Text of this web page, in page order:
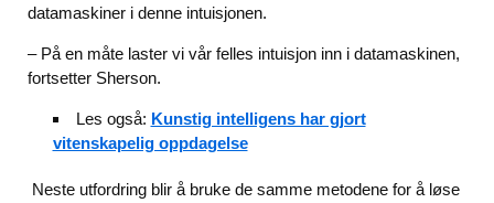
datamaskiner i denne intuisjonen.
– På en måte laster vi vår felles intuisjon inn i datamaskinen,
fortsetter Sherson.
Les også: Kunstig intelligens har gjort
vitenskapelig oppdagelse
Neste utfordring blir å bruke de samme metodene for å løse